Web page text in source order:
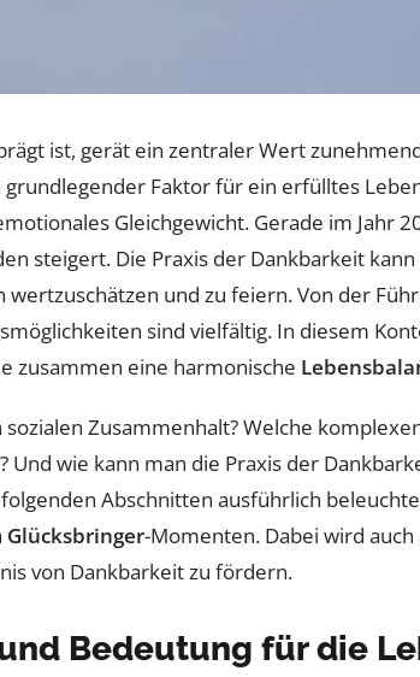
ist, gerät ein zentraler Wert
Faktor für ein erfülltes
Gleichgewicht. Gerade im Jahr
steigert. Die Praxis der Dankbarkeit
und zu feiern. Von der
sind vielfältig. In diesem
zusammen eine harmonische
Zusammenhalt? Welche
wie kann man die Praxis der
Abschnitten ausführlich
Glücksbringer-Momenten. Dabei wird
von Dankbarkeit zu fördern.
Bedeutung für die